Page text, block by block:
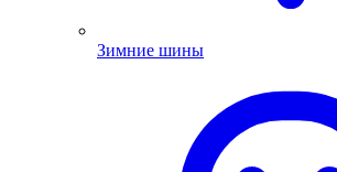
Зимние шины